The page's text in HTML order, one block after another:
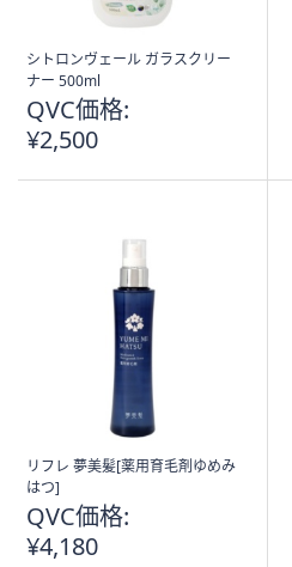
シトロンヴェール ガラスクリー
ナー 500ml
QVC価格:
¥2,500
リフレ 夢美髪[薬用育毛剤ゆめみ
はつ]
QVC価格:
¥4,180